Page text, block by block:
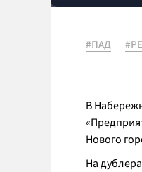
#ПАД
В
Нового
На